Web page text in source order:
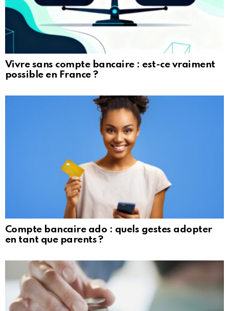
Vivre sans compte bancaire : est-ce vraiment
possible en France ?
Compte bancaire ado : quels gestes adopter
en tant que parents ?